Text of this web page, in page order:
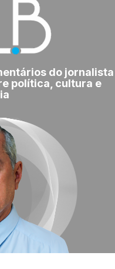
do jornalista
política, cultura e